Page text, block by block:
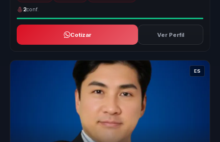
2conf.
Cotizar Ver Perfil
ES